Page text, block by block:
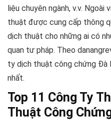
liệu chuyên ngành, v.v.
thuật được cung cấp thông
dịch thuật cho những ai có
quan tư pháp. Theo
ty dịch thuật công chứng Đà
nhất.
Top 11 Công Ty
Thuật Công